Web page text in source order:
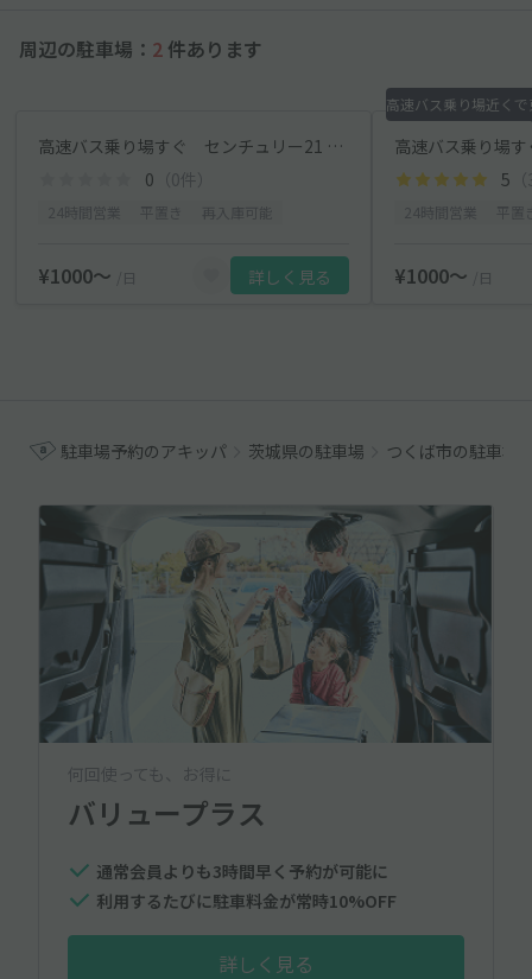
周辺の駐車場： 2 件あります
高速バス乗り場すぐ センチュリー21 うらら駐車場 3
0 （0件）
¥1000〜 /日 詳しく見る
5
¥1000〜 /日
駐車場予約のアキッパ 茨城県の駐車場 つくば市の駐車場
何回使っても、お得に
バリュープラス
通常会員よりも3時間早く予約が可能に
利用するたびに駐車料金が常時10%OFF
詳しく見る